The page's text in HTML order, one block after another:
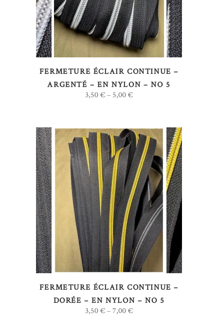
plusieurs
variations.
Les
options
peuvent
être
page
du
produit
FERMETURE ÉCLAIR CONTINUE –
ARGENTÉ – EN NYLON – NO 5
3,50€ – 5,00€
CHOIX DES OPTIONS
Ce
produit
a
plusieurs
variations.
Les
options
peuvent
être
FERMETURE ÉCLAIR CONTINUE –
DORÉE – EN NYLON – NO 5
3,50€ – 7,00€